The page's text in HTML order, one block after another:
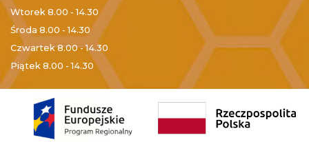
Wtorek 8.00 - 14.30
Środa 8.00 - 14.30
Czwartek8.00 - 14.30
Piątek 8.00 - 14.30